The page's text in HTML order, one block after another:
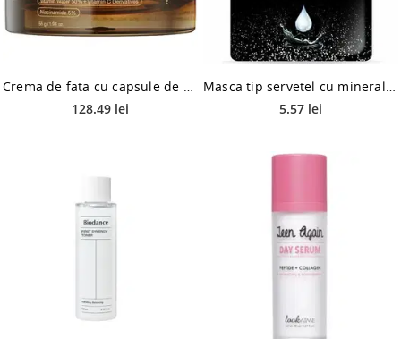
Crema de fata cu capsule de Vitamina C Deep Vita C Capsule Cream, 50ml, Medicube
128.49 lei
Masca tip servetel cu minerale marine, 25ml, Pax Moly
5.57 lei